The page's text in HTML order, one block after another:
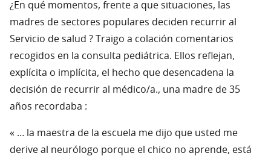
¿En qué momentos, frente a que situaciones, las
madres de sectores populares deciden recurrir al
Servicio de salud ? Traigo a colación comentarios
recogidos en la consulta pediátrica. Ellos reflejan,
explícita o implícita, el hecho que desencadena la
decisión de recurrir al médico/a., una madre de 35
años recordaba :
« … la maestra de la escuela me dijo que usted me
derive al neurólogo porque el chico no aprende, está